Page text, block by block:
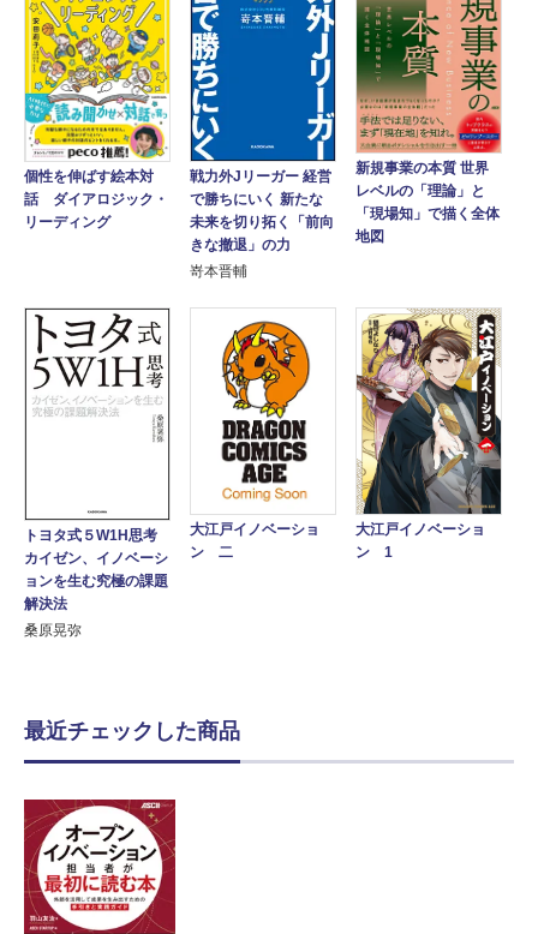
個性を伸ばす絵本対
話 ダイアロジック・
リーディング
戦力外Jリーガー 経営
で勝ちにいく 新たな
未来を切り拓く「前向
きな撤退」の力
嵜本晋輔
新規事業の本質 世界
レベルの「理論」と
「現場知」で描く全体
地図
トヨタ式５W1H思考
カイゼン、イノベーシ
ョンを生む究極の課題
解決法
桑原晃弥
大江戸イノベーショ
ン 二
大江戸イノベーショ
ン 1
最近チェックした商品